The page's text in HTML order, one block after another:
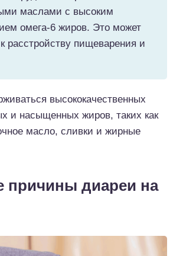
маслами с высоким
омега-6 жиров. Это может
расстройству пищеварения и
высококачественных
и насыщенных жиров, таких как
масло, сливки и жирные
причины диареи на